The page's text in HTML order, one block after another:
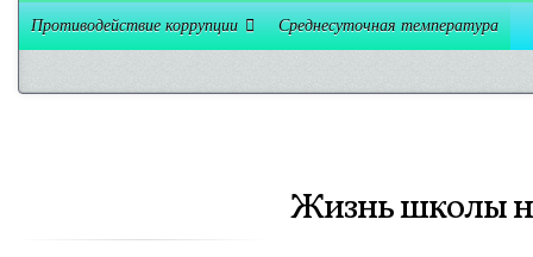
Противодействие коррупции Среднесуточная температура
Жизнь школы